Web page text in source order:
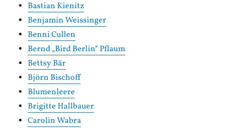
Bastian Kienitz
Benjamin Weissinger
Benni Cullen
Bernd „Bird Berlin“ Pflaum
Bettsy Bär
Björn Bischoff
Blumenleere
Brigitte Hallbauer
Carolin Wabra